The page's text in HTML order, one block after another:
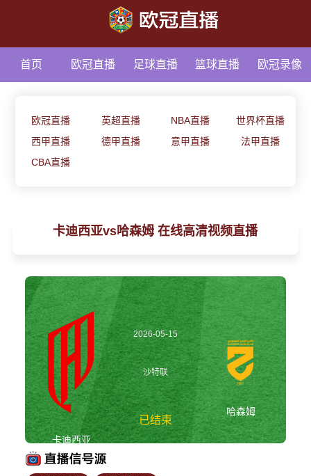
首页 欧冠直播 足球直播 篮球直播 欧冠录像
欧冠直播 英超直播 NBA直播
世界杯直播
西甲直播
德甲直播 意甲直播
法甲直播
CBA直播
卡迪西亚vs哈森姆 在线高清视频直播
卡迪西亚
2026-05-15
02:00:00
沙特联
已结束
哈森姆